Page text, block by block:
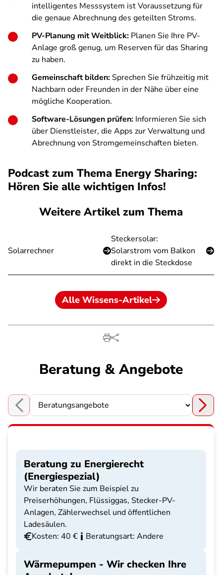
intelligentes Messsystem ist Voraussetzung für
die genaue Abrechnung des geteilten Stroms.
PV-Planung mit Weitblick: Planen Sie Ihre PV-
Anlage groß genug, um Reserven für das Sharing
zu haben.
Gemeinschaft bilden: Sprechen Sie frühzeitig mit
Nachbarn oder Freunden in der Nähe über eine
mögliche Kooperation.
Software-Lösungen prüfen: Informieren Sie sich
über Dienstleister, die Apps zur Verwaltung und
Abrechnung von Stromgemeinschaften bieten.
Podcast zum Thema Energy Sharing:
Hören Sie alle wichtigen Infos!
Weitere Artikel zum Thema
Solarrechner
Steckersolar:
Solarstrom vom Balkon
direkt in die Steckdose
Alle Wissens-Artikel
Beratung & Angebote
Choose a section
Beratung zu Energierecht
(Energiespezial)
Wir beraten Sie zum Beispiel zu
Preiserhöhungen, Flüssiggas, Stecker-PV-
Anlagen, Zählerwechsel und öffentlichen
Ladesäulen.
Kosten: 40 €
Beratungsart: Andere
Wärmepumpen - Wir checken Ihre